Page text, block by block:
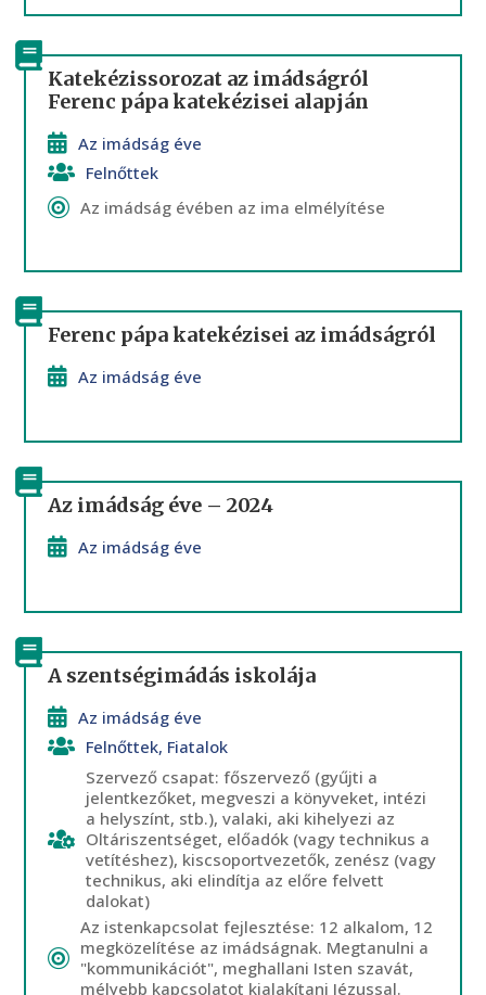
Katekézissorozat az imádságról
Ferenc pápa katekézisei alapján
Az imádság éve
Felnőttek
Az imádság évében az ima elmélyítése
Ferenc pápa katekézisei az imádságról
Az imádság éve
Az imádság éve – 2024
Az imádság éve
A szentségimádás iskolája
Az imádság éve
Felnőttek, Fiatalok
Szervező csapat: főszervező (gyűjti a
jelentkezőket, megveszi a könyveket, intézi
a helyszínt, stb.), valaki, aki kihelyezi az
Oltáriszentséget, előadók (vagy technikus a
vetítéshez), kiscsoportvezetők, zenész (vagy
technikus, aki elindítja az előre felvett
dalokat)
Az istenkapcsolat fejlesztése: 12 alkalom, 12
megközelítése az imádságnak. Megtanulni a
"kommunikációt", meghallani Isten szavát,
mélyebb kapcsolatot kialakítani Jézussal.